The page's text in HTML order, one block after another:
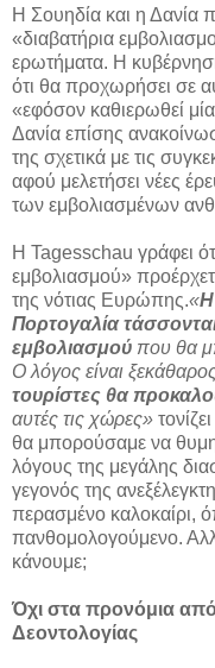
Η Σουηδία και η Δανία
«διαβατήρια
ερωτήματα. Η
ότι θα προχωρήσει σε
«εφόσον καθιερωθεί
Δανία επίσης
της σχετικά με τις
αφού μελετήσει νέες
των εμβολιασμένων
Η Tagesschau γράφει
εμβολιασμού»
της νότιας Ευρώπης.«Η
Πορτογαλία
εμβολιασμού που θα
Ο λόγος είναι
τουρίστες θα
αυτές τις χώρες»
θα μπορούσαμε να
λόγους της μεγάλης
γεγονός της
περασμένο καλοκαίρι,
πανθομολογούμενο.
κάνουμε;
Όχι στα προνόμια
Δεοντολογίας